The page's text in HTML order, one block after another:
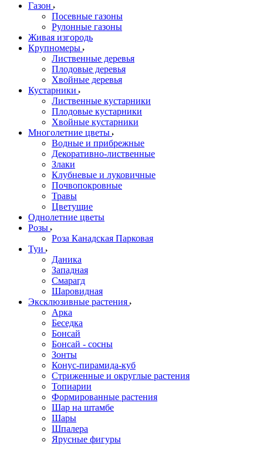
Газон
Посевные газоны
Рулонные газоны
Живая изгородь
Крупномеры
Лиственные деревья
Плодовые деревья
Хвойные деревья
Кустарники
Лиственные кустарники
Плодовые кустарники
Хвойные кустарники
Многолетние цветы
Водные и прибрежные
Декоративно-лиственные
Злаки
Клубневые и луковичные
Почвопокровные
Травы
Цветущие
Однолетние цветы
Розы
Роза Канадская Парковая
Туи
Даника
Западная
Смарагд
Шаровидная
Эксклюзивные растения
Арка
Беседка
Бонсай
Бонсай - сосны
Зонты
Конус-пирамида-куб
Стриженные и округлые растения
Топиарии
Формированные растения
Шар на штамбе
Шары
Шпалера
Ярусные фигуры